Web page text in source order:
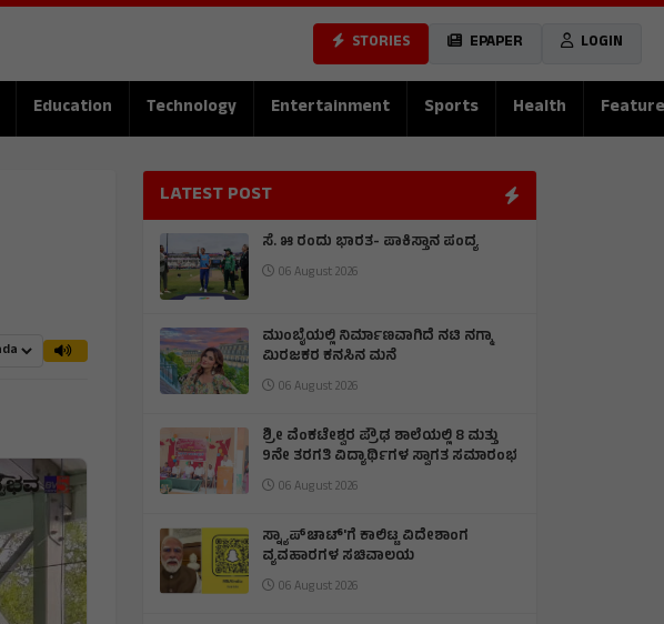
STORIES EPAPER LOGIN
Education Technology Entertainment Sports Health Feature
LATEST POST
ಸೆ. ೫ ರಂದು ಭಾರತ- ಪಾಕಿಸ್ತಾನ ಪಂದ್ಯ
06 August 2026
ಮುಂಬೈಯಲ್ಲಿ ನಿರ್ಮಾಣವಾಗಿದೆ ನಟಿ ನಗ್ಮಾ
ಮಿರಜಕರ ಕನಸಿನ ಮನೆ
06 August 2026
ಶ್ರೀ ವೆಂಕಟೇಶ್ವರ ಪ್ರೌಢ ಶಾಲೆಯಲ್ಲಿ 8 ಮತ್ತು
9ನೇ ತರಗತಿ ವಿದ್ಯಾರ್ಥಿಗಳ ಸ್ವಾಗತ ಸಮಾರಂಭ
06 August 2026
ಸ್ನ್ಯಾಪ್‌ಚಾಟ್‌'ಗೆ ಕಾಲಿಟ್ಟ ವಿದೇಶಾಂಗ
ವ್ಯವಹಾರಗಳ ಸಚಿವಾಲಯ
06 August 2026